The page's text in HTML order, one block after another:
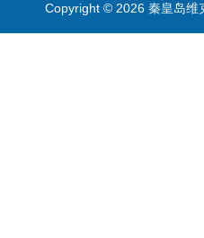
Copyright © 2026 秦皇岛维